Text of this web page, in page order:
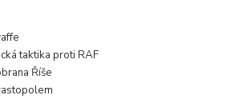
taktika proti RAF
Říše